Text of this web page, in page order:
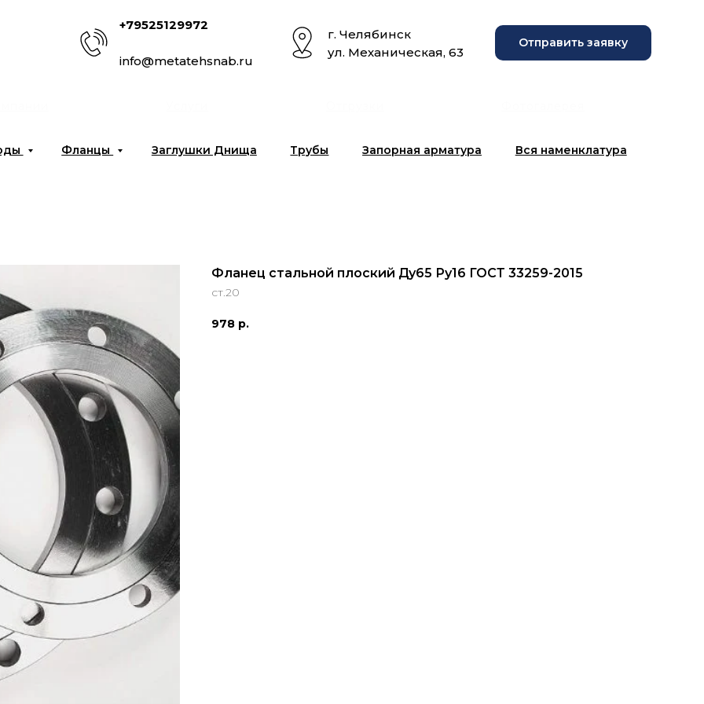
+79525129972
info@metatehsnab.ru
г. Челябинск
ул. Механическая, 63
Отправить заявку
Фланцы Заглушки Днища Трубы Запорная арматура Вся наменклатура
Фланец стальной плоский Ду65 Ру16 ГОСТ 33259-2015
ст.20
978 р.